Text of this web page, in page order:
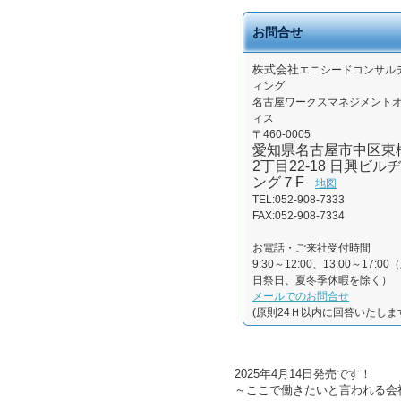
お問合せ
株式会社エニシードコンサル
ィング
名古屋ワークスマネジメント
ィス
〒460-0005
愛知県名古屋市中区東
2丁目22-18 日興ビルヂ
ング７F
地図
TEL:052-908-7333
FAX:052-908-7334
お電話・ご来社受付時間
9:30～12:00、13:00～17:00（
日祭日、夏冬季休暇を除く）
メールでのお問合せ
(原則24Ｈ以内に回答いたしま
2025年4月14日発売です！
～ここで働きたいと言われる会